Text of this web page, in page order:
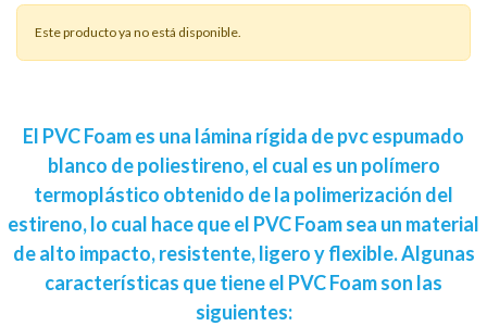
Este producto ya no está disponible.
El PVC Foam es una lámina rígida de pvc espumado
blanco de poliestireno, el cual es un polímero
termoplástico obtenido de la polimerización del
estireno, lo cual hace que el PVC Foam sea un material
de alto impacto, resistente, ligero y flexible. Algunas
características que tiene el PVC Foam son las
siguientes: